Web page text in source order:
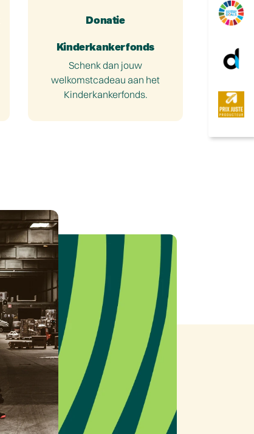
Donatie
Kinderkankerfonds
Schenk dan jouw
welkomstcadeau aan het
Kinderkankerfonds.